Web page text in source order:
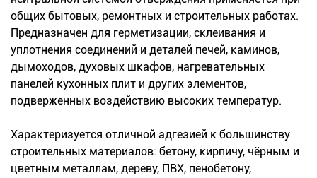
282-
01-
01
общих бытовых, ремонтных и строительных работах.
Предназначен для герметизации, склеивания и
уплотнения соединений и деталей печей, каминов,
дымоходов, духовых шкафов, нагревательных
панелей кухонных плит и других элементов,
подверженных воздействию высоких температур.
Характеризуется отличной адгезией к большинству
строительных материалов: бетону, кирпичу, чёрным и
цветным металлам, дереву, ПВХ, пенобетону,